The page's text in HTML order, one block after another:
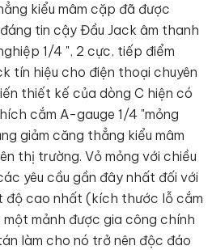
kiểu mâm cặp đã được
tin cậy Đầu Jack âm thanh
1/4 ", 2 cực, tiếp điểm
tín hiệu cho điện thoại chuyên
thiết kế của dòng C hiện có
cắm A-gauge 1/4 "mỏng
giảm căng thẳng kiểu mâm
thị trường. Vỏ mỏng với chiều
yêu cầu gần đây nhất đối với
độ cao nhất (kích thước lỗ cắm
mảnh được gia công chính
làm cho nó trở nên độc đáo